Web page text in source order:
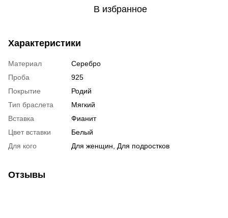
В избранное
Характеристики
Материал
Серебро
Проба
925
Покрытие
Родий
Тип браслета
Мягкий
Вставка
Фианит
Цвет вставки
Белый
Для кого
Для женщин, Для подростков
Отзывы